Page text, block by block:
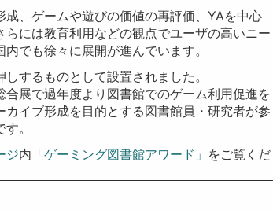
、ゲームや遊びの価値の再評価、YAを中心
には教育利用などの観点でユーザの高いニー
でも徐々に展開が進んでいます。
するものとして設置されました。
展で過年度より図書館でのゲーム利用促進を
イブ形成を目的とする図書館員・研究者が参
。
ジ内 「ゲーミング図書館アワード」 をご覧くだ